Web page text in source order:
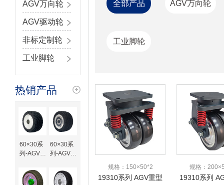
AGV万向轮
AGV驱动轮
非标定制轮
工业脚轮
热销产品
60×30系
列-AGV专
动轮-键槽
待加工
60×30系
列-AGV专
动轮-轴承
全部产品 AGV万向轮
工业脚轮
规格：150×50*2
19310系列 AGV重型
规格：
19310系列